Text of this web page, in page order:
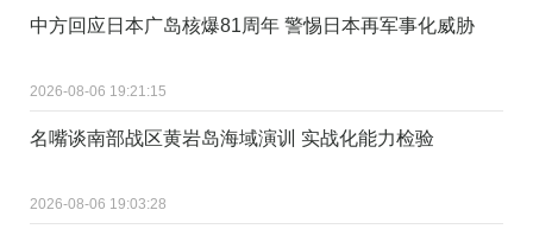
中方回应日本广岛核爆81周年 警惕日本再军事化威胁
2026-08-06 19:21:15
名嘴谈南部战区黄岩岛海域演训 实战化能力检验
2026-08-06 19:03:28